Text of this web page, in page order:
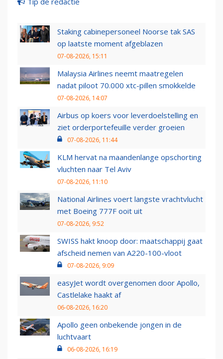
Staking cabinepersoneel Noorse tak SAS
op laatste moment afgeblazen
07-08-2026, 15:11
Malaysia Airlines neemt maatregelen
nadat piloot 70.000 xtc-pillen smokkelde
07-08-2026, 14:07
Airbus op koers voor leverdoelstelling en
ziet orderportefeuille verder groeien
07-08-2026, 11:44
KLM hervat na maandenlange opschorting
vluchten naar Tel Aviv
07-08-2026, 11:10
National Airlines voert langste vrachtvlucht
met Boeing 777F ooit uit
07-08-2026, 9:52
SWISS hakt knoop door: maatschappij gaat
afscheid nemen van A220-100-vloot
07-08-2026, 9:09
easyJet wordt overgenomen door Apollo,
Castlelake haakt af
06-08-2026, 16:20
Apollo geen onbekende jongen in de
luchtvaart
06-08-2026, 16:19